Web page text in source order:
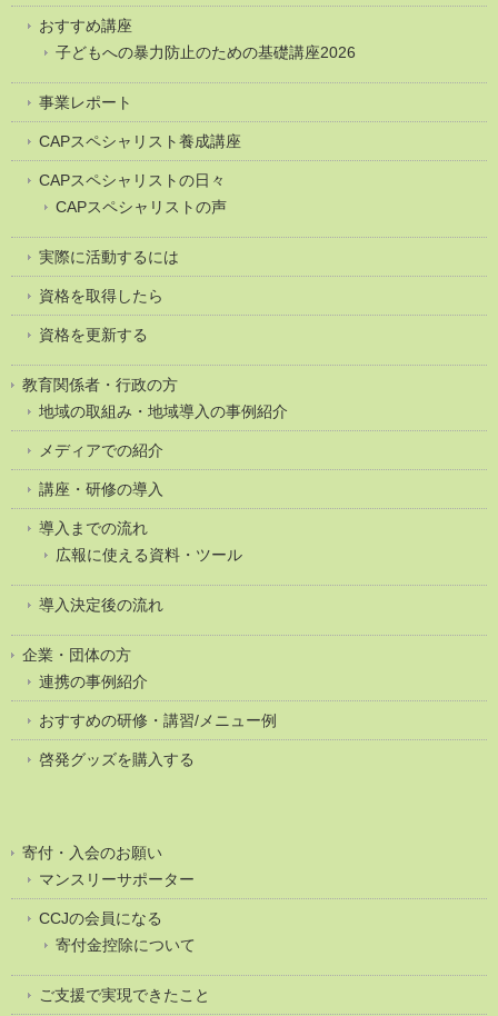
おすすめ講座
子どもへの暴力防止のための基礎講座2026
事業レポート
CAPスペシャリスト養成講座
CAPスペシャリストの日々
CAPスペシャリストの声
実際に活動するには
資格を取得したら
資格を更新する
教育関係者・行政の方
地域の取組み・地域導入の事例紹介
メディアでの紹介
講座・研修の導入
導入までの流れ
広報に使える資料・ツール
導入決定後の流れ
企業・団体の方
連携の事例紹介
おすすめの研修・講習/メニュー例
啓発グッズを購入する
寄付・入会のお願い
マンスリーサポーター
CCJの会員になる
寄付金控除について
ご支援で実現できたこと